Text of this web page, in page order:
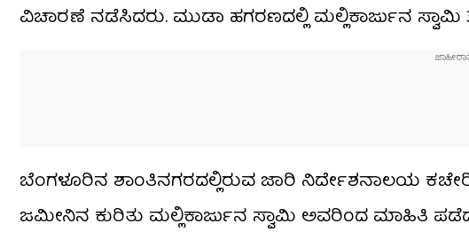
ವಿಚಾರಣೆ ನಡೆಸಿದರು. ಮುಡಾ ಹಗರಣದಲ್ಲಿ ಮಲ್ಲಿಕಾರ್ಜುನ​
ಬೆಂಗಳೂರಿನ ಶಾಂತಿನಗರದಲ್ಲಿರುವ ಜಾರಿ ನಿರ್ದೇಶನಾಲಯ
ಜಮೀನಿನ ಕುರಿತು ಮಲ್ಲಿಕಾರ್ಜುನ ಸ್ವಾಮಿ ಅವರಿಂದ ಮಾಹಿತಿ